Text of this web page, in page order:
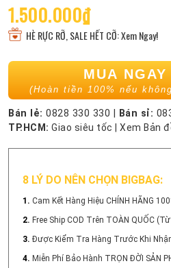
1.500.000₫
HÈ RỰC RỠ, SALE HẾT CỠ: Xem Ngay!
MUA NGAY
(Hoàn tiền 100% nếu
Bán lẻ: 0828 330 330 Bán sỉ:
TP.HCM: Giao siêu tốc Xem Bản
8 LÝ DO NÊN CHỌN BIGBAG:
1. Cam Kết Hàng Hiệu CHÍNH HÃNG
2. Free Ship COD Trên TOÀN QUỐC
3. Được Kiểm Tra Hàng Trước Khi
4. Miễn Phí Bảo Hành TRỌN ĐỜI SẢN